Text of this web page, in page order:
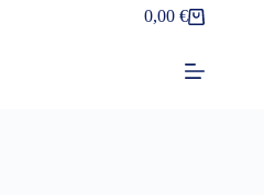
Warenkorb
0,00€